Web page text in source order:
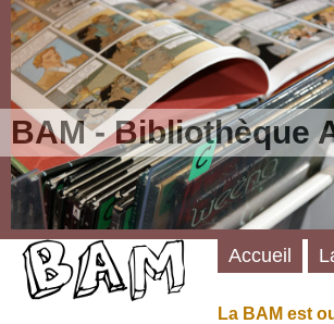
BAM - Bibliothèque
La BAM est
Accueil